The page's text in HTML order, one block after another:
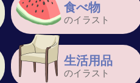
食べ物
のイラスト
生活用品
のイラスト